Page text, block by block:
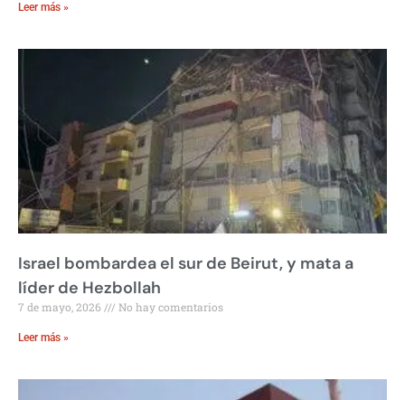
Leer más »
Israel bombardea el sur de Beirut, y mata a
líder de Hezbollah
7 de mayo, 2026 No hay comentarios
Leer más »